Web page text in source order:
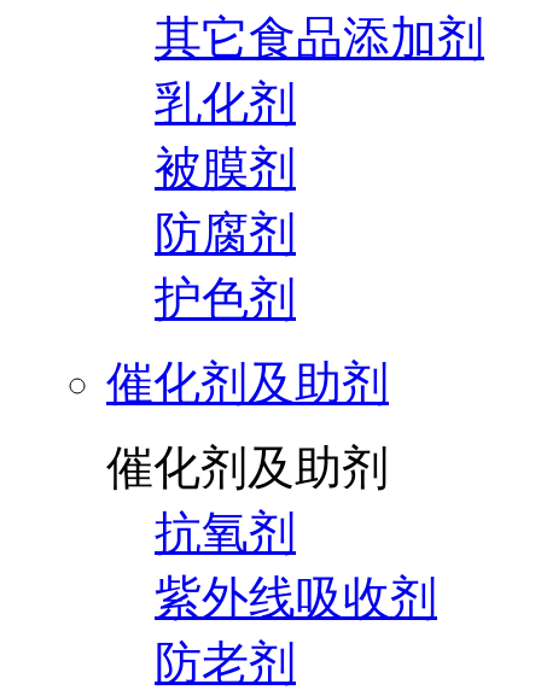
其它食品添加剂
乳化剂
被膜剂
防腐剂
护色剂
催化剂及助剂
催化剂及助剂
抗氧剂
紫外线吸收剂
防老剂